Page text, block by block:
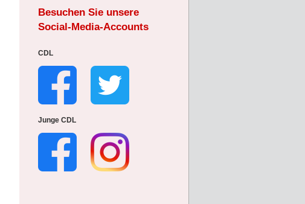
Besuchen Sie unsere
Social-Media-Accounts
CDL
Junge CDL